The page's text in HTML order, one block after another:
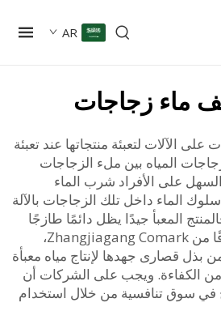
AR
ماء زجاجات
لتعبئة منتجاتها عند تعبئة
المياه بين ملء الزجاجات
الأفراد شرب الماء
داخل تلك الزجاجات بالآلة
جيدًا يظل دائمًا طازجًا
ولذيذًا. اختر جهازًا موثوقًا من Zhangjiagang Comark،
جهدها لإنتاج مياه معبأة
ويجب على الشركات أن
تنافسية من خلال استخدام